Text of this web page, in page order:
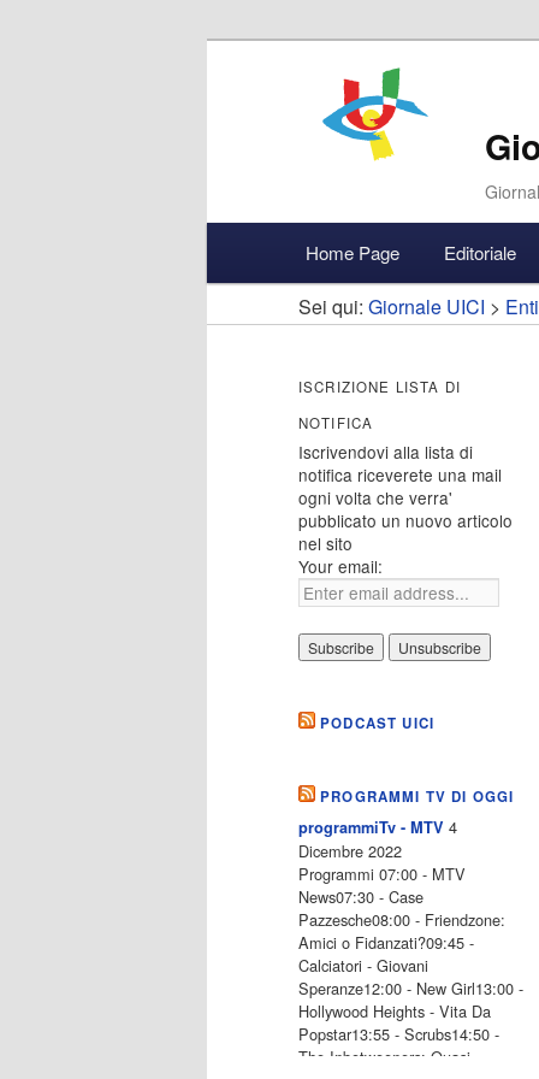
Vai
al
contenuto
principale
Vai
al
contenuto
secondario
Accedi
Home Page Editoriale
Sei qui: Giornale UICI >
ISCRIZIONE LISTA DI
NOTIFICA
Iscrivendovi alla lista di
notifica riceverete una mail
ogni volta che verra'
pubblicato un nuovo articolo
nel sito
Your email:
PODCAST UICI
PROGRAMMI TV DI OGGI
programmiTv - MTV 4
Dicembre 2022
Programmi 07:00 - MTV
News07:30 - Case
Pazzesche08:00 - Friendzone:
Amici o Fidanzati?09:45 -
Calciatori - Giovani
Speranze12:00 - New Girl13:00 -
Hollywood Heights - Vita Da
Popstar13:55 - Scrubs14:50 -
The Inbetweeners: Quasi